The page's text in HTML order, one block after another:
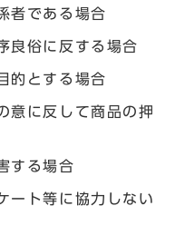
者である場合
良俗に反する場合
的とする場合
意に反して商品の押
する場合
ート等に協力しない